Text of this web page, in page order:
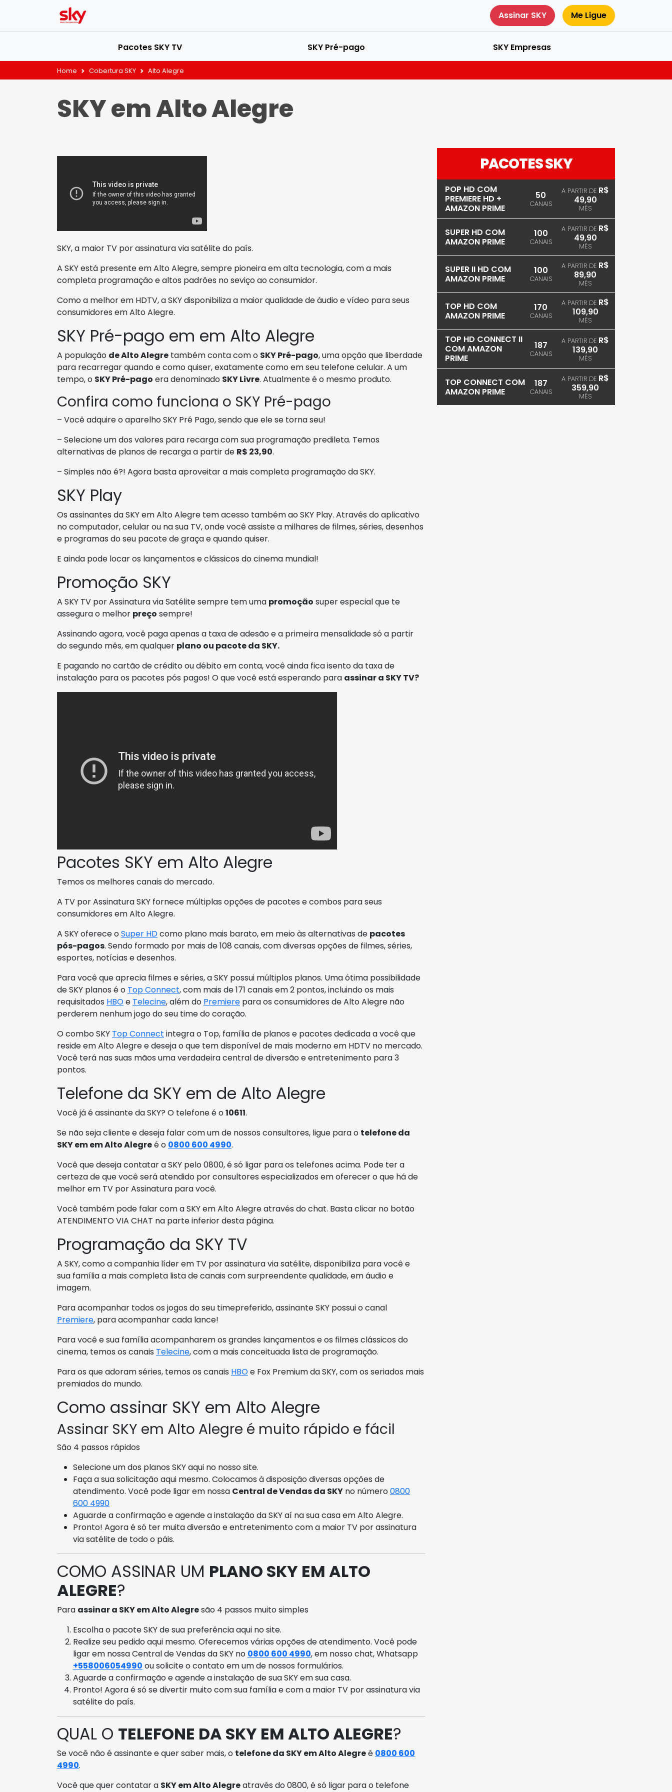
Assinar SKY Me Ligue
Pacotes SKY TV SKY Pré-pago SKY Empresas
Home Cobertura SKY Alto Alegre
SKY em Alto Alegre
SKY, a maior TV por assinatura via satélite do país.
A SKY está presente em Alto Alegre, sempre pioneira em alta tecnologia, com a mais
completa programação e altos padrões no seviço ao consumidor.
Como a melhor em HDTV, a SKY disponibiliza a maior qualidade de áudio e vídeo para seus
consumidores em Alto Alegre.
SKY Pré-pago em em Alto Alegre
A população de Alto Alegre também conta com o SKY Pré-pago, uma opção que liberdade
para recarregar quando e como quiser, exatamente como em seu telefone celular. A um
tempo, o SKY Pré-pago era denominado SKY Livre. Atualmente é o mesmo produto.
Confira como funciona o SKY Pré-pago
– Você adquire o aparelho SKY Pré Pago, sendo que ele se torna seu!
– Selecione um dos valores para recarga com sua programação predileta. Temos
alternativas de planos de recarga a partir de R$ 23,90.
– Simples não é?! Agora basta aproveitar a mais completa programação da SKY.
SKY Play
Os assinantes da SKY em Alto Alegre tem acesso também ao SKY Play. Através do aplicativo
no computador, celular ou na sua TV, onde você assiste a milhares de filmes, séries, desenhos
e programas do seu pacote de graça e quando quiser.
E ainda pode locar os lançamentos e clássicos do cinema mundial!
Promoção SKY
A SKY TV por Assinatura via Satélite sempre tem uma promoção super especial que te
assegura o melhor preço sempre!
Assinando agora, você paga apenas a taxa de adesão e a primeira mensalidade só a partir
do segundo mês, em qualquer plano ou pacote da SKY.
E pagando no cartão de crédito ou débito em conta, você ainda fica isento da taxa de
instalação para os pacotes pós pagos! O que você está esperando para assinar a SKY TV?
Pacotes SKY em Alto Alegre
Temos os melhores canais do mercado.
A TV por Assinatura SKY fornece múltiplas opções de pacotes e combos para seus
consumidores em Alto Alegre.
A SKY oferece oSuper HDcomo plano mais barato, em meio às alternativas de pacotes
pós-pagos. Sendo formado por mais de 108 canais, com diversas opções de filmes, séries,
esportes, notícias e desenhos.
Para você que aprecia filmes e séries, a SKY possui múltiplos planos. Uma ótima possibilidade
de SKY planos é o Top Connect, com mais de 171 canais em 2 pontos, incluindo os mais
requisitados HBOe Telecine, além do Premiere para os consumidores de Alto Alegre não
perderem nenhum jogo do seu time do coração.
O combo SKY Top Connect integra o Top, família de planos e pacotes dedicada a você que
reside em Alto Alegre e deseja o que tem disponível de mais moderno em HDTV no mercado.
Você terá nas suas mãos uma verdadeira central de diversão e entretenimento para 3
pontos.
Telefone da SKY em de Alto Alegre
Você já é assinante da SKY? O telefone é o10611.
Se não seja cliente e deseja falar com um de nossos consultores, ligue para o telefone da
SKY em em Alto Alegreé o 0800 600 4990.
Você que deseja contatar a SKY pelo 0800, é só ligar para os telefones acima. Pode ter a
certeza de que você será atendido por consultores especializados em oferecer o que há de
melhor em TV por Assinatura para você.
Você também pode falar com a SKY em Alto Alegre através do chat. Basta clicar no botão
ATENDIMENTO VIA CHAT na parte inferior desta página.
Programação da SKY TV
A SKY, como a companhia líder em TV por assinatura via satélite, disponibiliza para você e
sua família a mais completa lista de canais com surpreendente qualidade, em áudio e
imagem.
Para acompanhar todos os jogos do seu timepreferido, assinante SKY possui o canal
Premiere, para acompanhar cada lance!
Para você e sua família acompanharem os grandes lançamentos e os filmes clássicos do
cinema, temos os canais Telecine, com a mais conceituada lista de programação.
Para os que adoram séries, temos os canais HBOe Fox Premium da SKY, com os seriados mais
premiados do mundo.
Como assinar SKY em Alto Alegre
Assinar SKY em Alto Alegre é muito rápido e fácil
São 4 passos rápidos
Selecione um dos planos SKY aqui no nosso site.
Faça a sua solicitação aqui mesmo. Colocamos à disposição diversas opções de
atendimento. Você pode ligar em nossa Central de Vendas da SKY no número0800
600 4990
Aguarde a confirmação e agende a instalação da SKY aí na sua casa em Alto Alegre.
Pronto! Agora é só ter muita diversão e entretenimento com a maior TV por assinatura
via satélite de todo o páis.
COMO ASSINAR UM PLANO SKY EM ALTO
ALEGRE?
Para assinar a SKY em Alto Alegresão 4 passos muito simples
Escolha o pacote SKY de sua preferência aqui no site.
Realize seu pedido aqui mesmo. Oferecemos várias opções de atendimento. Você pode
ligar em nossa Central de Vendas da SKY no 0800 600 4990, em nosso chat, Whatsapp
+558006054990 ou solicite o contato em um de nossos formulários.
Aguarde a confirmação e agende a instalação de sua SKY em sua casa.
Pronto! Agora é só se divertir muito com sua família e com a maior TV por assinatura via
satélite do país.
QUAL O TELEFONE DA SKY EM ALTO ALEGRE?
Se você não é assinante e quer saber mais, o telefone da SKY em Alto Alegreé 0800 600
4990.
Você que quer contatar a SKY em Alto Alegreatravés do 0800, é só ligar para o telefone
PACOTES SKY
POP HD COM
PREMIERE HD +
AMAZON PRIME
50
CANAIS
A PARTIR DE R$
49,90
MÊS
SUPER HD COM
AMAZON PRIME
100
CANAIS
A PARTIR DE R$
49,90
MÊS
SUPER II HD COM
AMAZON PRIME
100
CANAIS
A PARTIR DE R$
89,90
MÊS
TOP HD COM
AMAZON PRIME
170
CANAIS
A PARTIR DE R$
109,90
MÊS
TOP HD CONNECT II
COM AMAZON
PRIME
187
CANAIS
A PARTIR DE R$
139,90
MÊS
TOP CONNECT COM
AMAZON PRIME
187
CANAIS
A PARTIR DE R$
359,90
MÊS